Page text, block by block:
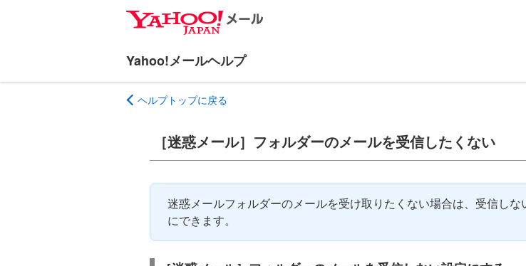
シ
ン
ヘルプトップに戻る
［迷惑メール］フォルダーのメールを受信したくない
迷惑メールフォルダーのメールを受け取りたくない場合は、受信しな
にできます。